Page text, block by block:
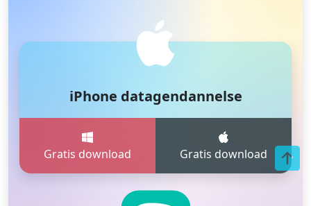
iPhone datagendannelse
Gratis download Gratis download